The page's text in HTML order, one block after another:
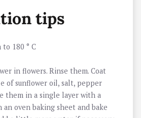
tips
180 ° C
in flowers. Rinse them. Coat
of sunflower oil, salt, pepper
them in a single layer with a
oven baking sheet and bake